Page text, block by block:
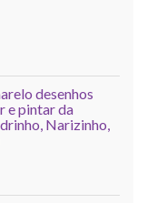
desenhos
e pintar da
Narizinho,